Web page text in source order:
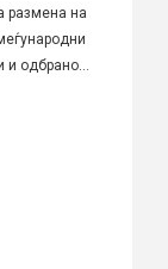
размена на
и одбрано...